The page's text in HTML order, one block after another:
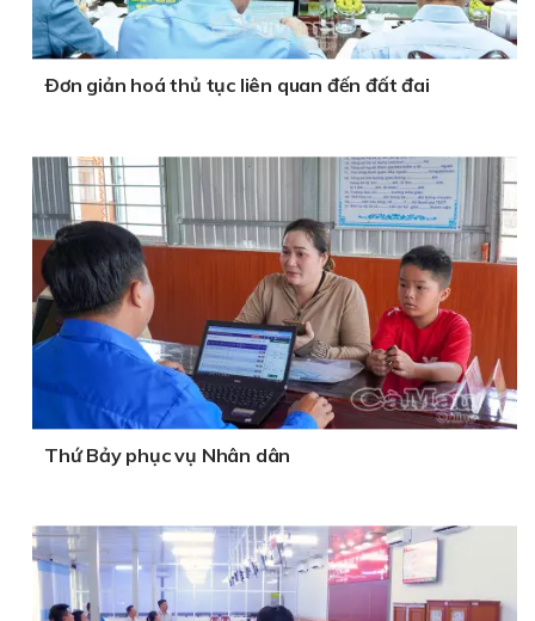
Ðơn giản hoá thủ tục liên quan đến đất đai
Thứ Bảy phục vụ Nhân dân